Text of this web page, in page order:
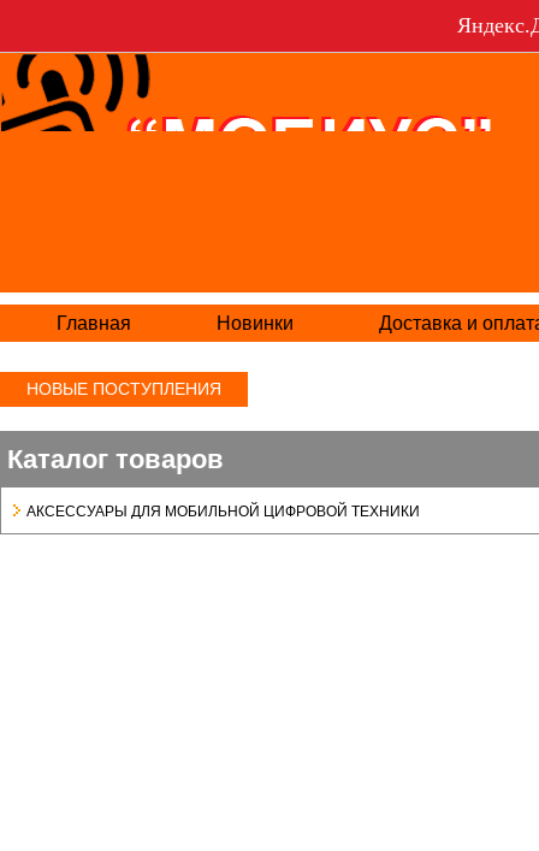
Главная Новинки Доставка и
НОВЫЕ ПОСТУПЛЕНИЯ
Каталог товаров
АКСЕСCУАРЫ ДЛЯ МОБИЛЬНОЙ ЦИФРОВОЙ ТЕХНИКИ